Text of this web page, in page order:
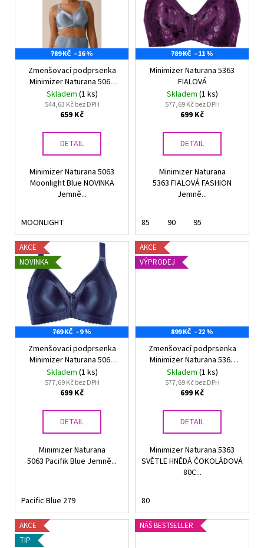
r
789 KČ –16 %
Zmenšovací podprsenka
Minimizer Naturana 5063
Moonlight Blue
Skladem (1 ks)
544,63 Kč bez DPH
659 Kč
DETAIL
Minimizer Naturana 5063
Moonlight Blue NOVINKA
Jemně...
MOONLIGHT
789 KČ –11 %
Minimizer Naturana 5363
FIALOVÁ
Skladem (1 ks)
577,69 Kč bez DPH
699 Kč
DETAIL
Minimizer Naturana
5363 FIALOVÁ FASHION
Jemně...
85 90 95
AKCE
NOVINKA
769 KČ –9 %
Zmenšovací podprsenka
Minimizer Naturana 5063
Pacifik Blue
Skladem (1 ks)
577,69 Kč bez DPH
699 Kč
DETAIL
Minimizer Naturana
5063 Pacifik Blue Jemně...
Pacific Blue 279
AKCE
VÝPRODEJ
899 KČ –22 %
Zmenšovací podprsenka
Minimizer Naturana 5363
čokoláda
Skladem (1 ks)
577,69 Kč bez DPH
699 Kč
DETAIL
Minimizer Naturana 5363
SVĚTLE HNĚDÁ ČOKOLÁDOVÁ
80C...
80
AKCE
TIP
NÁŠ BESTSELLER